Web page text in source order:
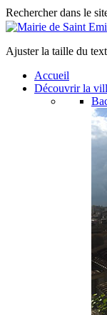
Rechercher dans le
Ajuster la taille du
Accueil
Découvrir la